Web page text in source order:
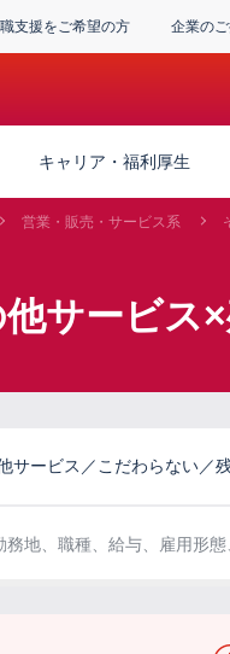
支援をご希望の方 企業の
キャリア・福利厚生
営業・販売・サービス系
他サービ
サービス／こだわらない／
務地、職種、給与、雇用形